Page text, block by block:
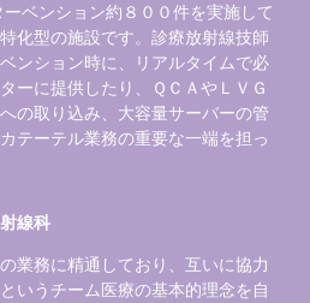
ベンション約８００件を実施して
化型の施設です。診療放射線技師
ンション時に、リアルタイムで必
ーに提供したり、ＱＣＡやＬＶＧ
の取り込み、大容量サーバーの管
テーテル業務の重要な一端を担っ
線科
業務に精通しており、互いに協力
いうチーム医療の基本的理念を自